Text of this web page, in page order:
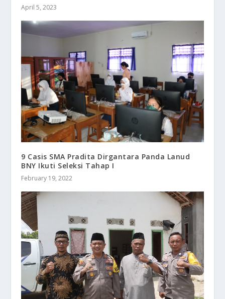
April 5, 2023
9 Casis SMA Pradita Dirgantara Panda Lanud
BNY Ikuti Seleksi Tahap I
February 19, 2022